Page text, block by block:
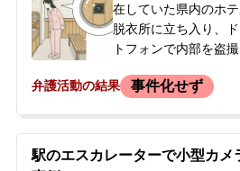
在していた県内のホ
脱衣所に立ち入り、
トフォンで内部を盗
を離れましたが、約3
複数回あり、今回は
か、会社に知られて
弁護活動の結果 事件化せず
駅のエスカレーターで小型カメ